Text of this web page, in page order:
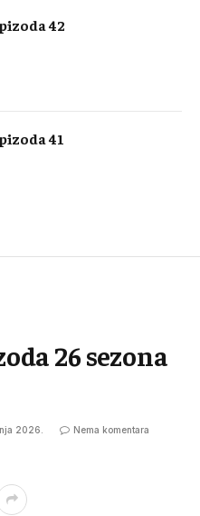
42
41
26 sezona
2026. Nema komentara